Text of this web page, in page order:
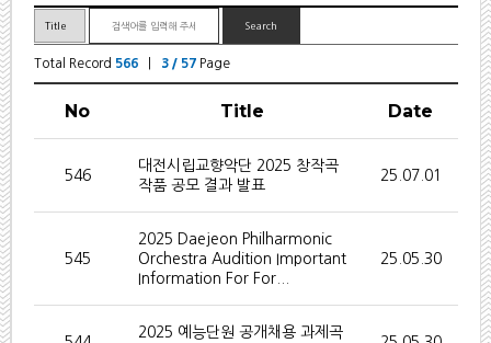
Total Record 566| 3 / 57Page
No Title Date
546
대전시립교향악단 2025 창작곡
작품 공모 결과 발표
25.07.01
545
2025 Daejeon Philharmonic
Orchestra Audition Important
Information For For...
25.05.30
2025 예능단원 공개채용 과제곡